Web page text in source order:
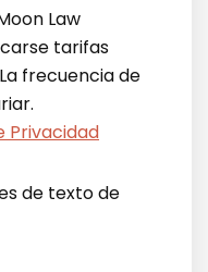
Law
tarifas
frecuencia de
Privacidad
de texto de